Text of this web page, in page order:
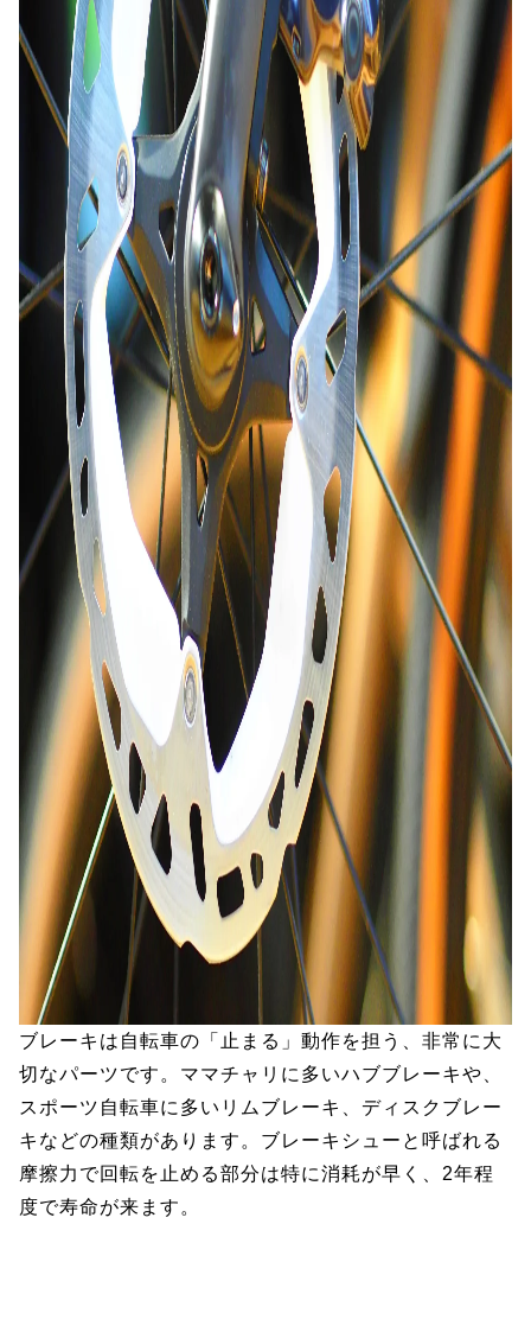
ブレーキは自転車の「止まる」動作を担う、非常に大
切なパーツです。ママチャリに多いハブブレーキや、
スポーツ自転車に多いリムブレーキ、ディスクブレー
キなどの種類があります。ブレーキシューと呼ばれる
摩擦力で回転を止める部分は特に消耗が早く、2年程
度で寿命が来ます。